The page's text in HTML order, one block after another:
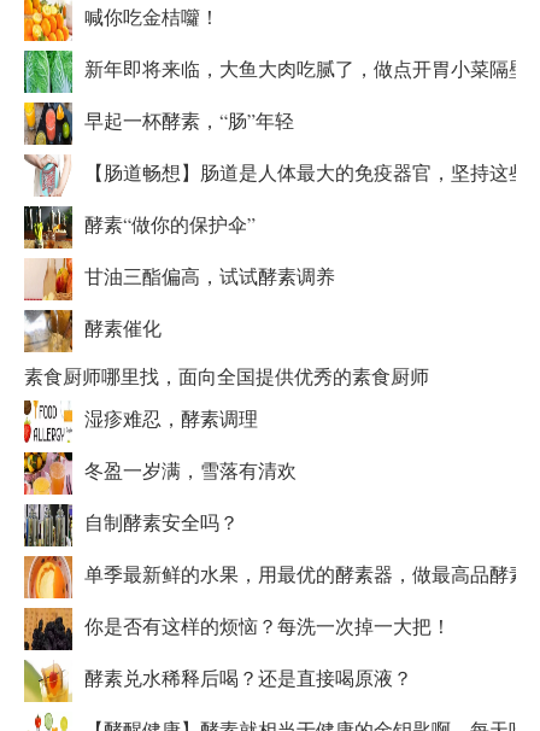
喊你吃金桔囖！
新年即将来临，大鱼大肉吃腻了，做点开胃小菜隔壁
早起一杯酵素，“肠”年轻
【肠道畅想】肠道是人体最大的免疫器官，坚持这
酵素“做你的保护伞”
甘油三酯偏高，试试酵素调养
酵素催化
素食厨师哪里找，面向全国提供优秀的素食厨师
湿疹难忍，酵素调理
冬盈一岁满，雪落有清欢
自制酵素安全吗？
单季最新鲜的水果，用最优的酵素器，做最高品酵素
你是否有这样的烦恼？每洗一次掉一大把！
酵素兑水稀释后喝？还是直接喝原液？